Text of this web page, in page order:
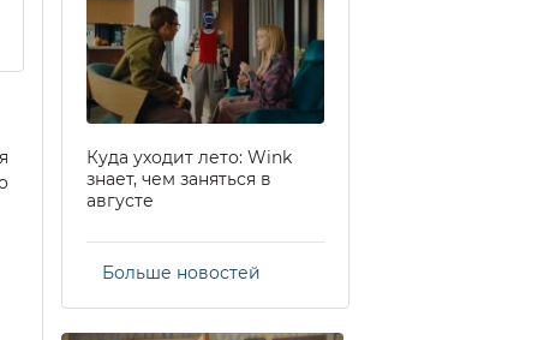
Куда уходит лето: Wink
знает, чем заняться в
августе
Больше новостей